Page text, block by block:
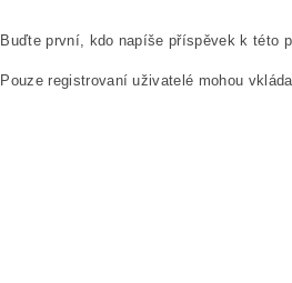
Buďte první, kdo napíše příspěvek k této
Pouze registrovaní uživatelé mohou